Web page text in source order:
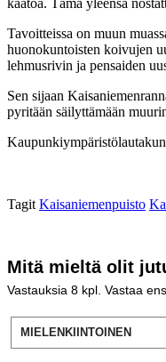
Tavoitteissa on muun
huonokuntoisten koivujen
lehmusrivin ja pensaiden
Sen sijaan
pyritään säilyttämään
Tagit Kaisaniemenpuisto
Mitä mieltä olit
Vastauksia 8 kpl. Vastaa
MIELENKIINTOINEN